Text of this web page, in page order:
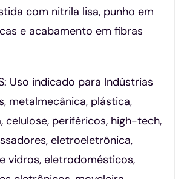
com nitrila lisa, punho em
e acabamento em fibras
Uso indicado para Indústrias
metalmecânica, plástica,
celulose, periféricos, high-tech,
eletroeletrônica,
vidros, eletrodomésticos,